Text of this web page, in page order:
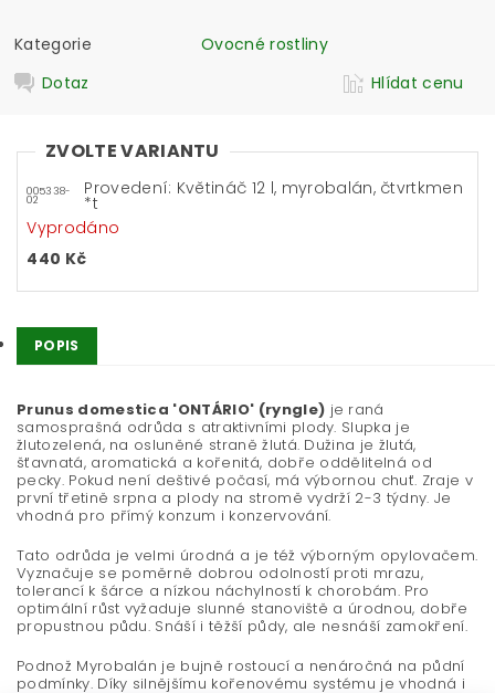
Kategorie
Ovocné rostliny
Dotaz
Hlídat cenu
ZVOLTE VARIANTU
005338-
02
Provedení: Květináč 12 l, myrobalán, čtvrtkmen
*t
Vyprodáno
440 Kč
POPIS
Prunus domestica 'ONTÁRIO' (ryngle) je raná
samosprašná odrůda s atraktivními plody. Slupka je
žlutozelená, na osluněné straně žlutá. Dužina je žlutá,
šťavnatá, aromatická a kořenitá, dobře oddělitelná od
pecky. Pokud není deštivé počasí, má výbornou chuť. Zraje v
první třetině srpna a plody na stromě vydrží 2-3 týdny. Je
vhodná pro přímý konzum i konzervování.
Tato odrůda je velmi úrodná a je též výborným opylovačem.
Vyznačuje se poměrně dobrou odolností proti mrazu,
tolerancí k šárce a nízkou náchylností k chorobám. Pro
optimální růst vyžaduje slunné stanoviště a úrodnou, dobře
propustnou půdu. Snáší i těžší půdy, ale nesnáší zamokření.
Podnož Myrobalán je bujně rostoucí a nenáročná na půdní
podmínky. Díky silnějšímu kořenovému systému je vhodná i